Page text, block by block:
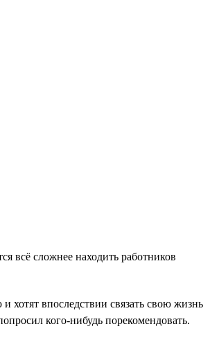
всё сложнее находить работников
впоследствии связать свою жизнь
кого-нибудь порекомендовать.